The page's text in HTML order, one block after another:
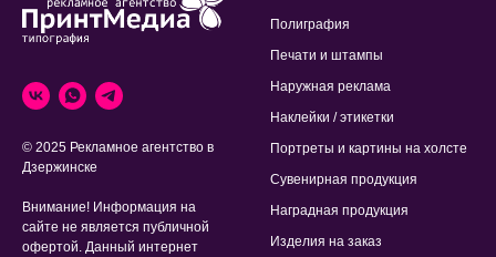
© 2025 Рекламное агентство в
Дзержинске
Внимание! Информация на
сайте не является публичной
офертой. Данный интернет
Полиграфия
Печати и штампы
Наружная реклама
Наклейки / этикетки
Портреты и картины на холсте
Сувенирная продукция
Наградная продукция
Изделия на заказ